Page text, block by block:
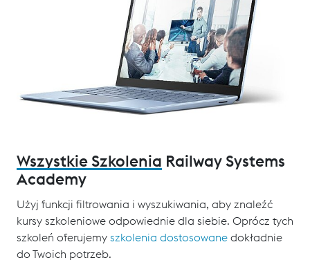
Wszystkie Szkolenia Railway Systems
Academy
Użyj funkcji filtrowania i wyszukiwania, aby znaleźć
kursy szkoleniowe odpowiednie dla siebie. Oprócz tych
szkoleń oferujemy szkolenia dostosowane dokładnie
do Twoich potrzeb.